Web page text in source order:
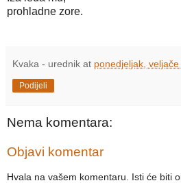
prohladne zore.
Kvaka - urednik at ponedjeljak,
Podijeli
Nema komentara:
Objavi komentar
Hvala na vašem komentaru. Isti će biti